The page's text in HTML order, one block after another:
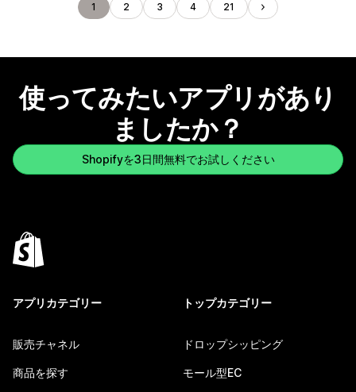
1 2 3 4 21
使ってみたいアプリがあり
ましたか？
Shopifyを3日間無料でお試しください
アプリカテゴリー
販売チャネル
商品を探す
トップカテゴリー
ドロップシッピング
モール型EC